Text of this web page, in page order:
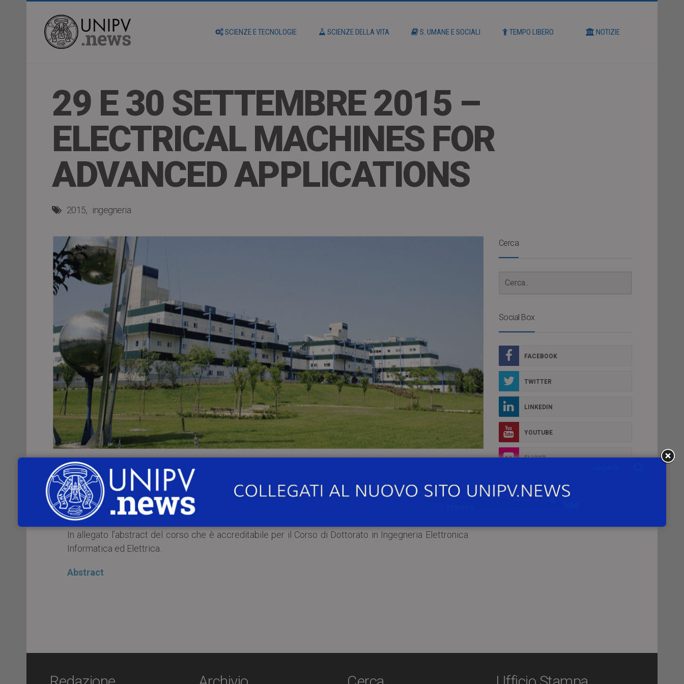
SCIENZE E TECNOLOGIE SCIENZE DELLA VITA S. UMANE E SOCIALI TEMPO LIBERO NOTIZIE
29 E 30 SETTEMBRE 2015 –
ELECTRICAL MACHINES FOR
ADVANCED APPLICATIONS
2015 ingegneria
Nei giornimartedì 29 e mercoledì 30 settembre 2015
Industriale e dell’Informazione dell’Università di Pavia , il prof. Lorànd Szabò della Technical
University of Cluj (Romania) terrà un corso dal titolo: “Electrical machines for advanced
applications“.
In allegato l’abstract del corso che è accreditabile per il Corso di Dottorato in Ingegneria Elettronica
Informatica ed Elettrica.
Abstract
Cerca
Social Box
FACEBOOK
TWITTER
LINKEDIN
YOUTUBE
FLICKR
INSTAGRAM